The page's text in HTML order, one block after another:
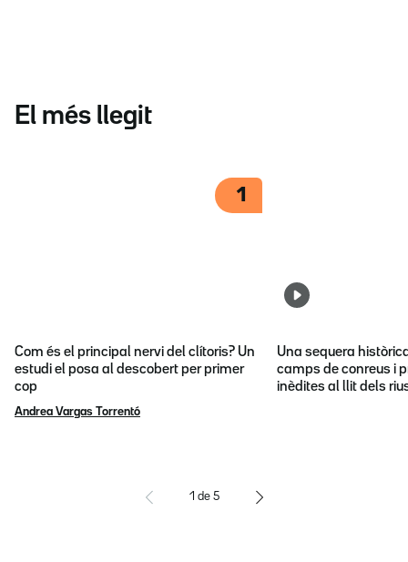
El més llegit
1
Com és el principal nervi del clítoris? Un
estudi el posa al descobert per primer
cop
Andrea Vargas Torrentó
Una sequera
camps de conreus i
inèdites al llit dels
1 de 5